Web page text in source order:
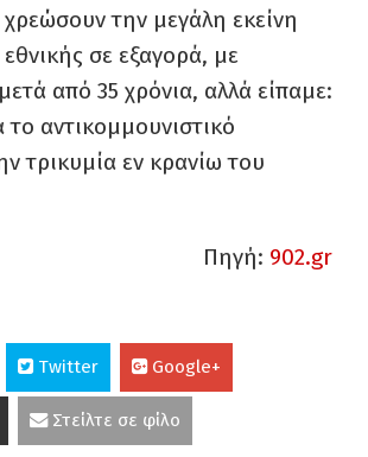
την μεγάλη εκείνη
εθνικής σε εξαγορά, με
από 35 χρόνια, αλλά είπαμε:
αντικομμουνιστικό
τρικυμία εν κρανίω του
Πηγή: 902.gr
Twitter Google+
Στείλτε σε φίλο